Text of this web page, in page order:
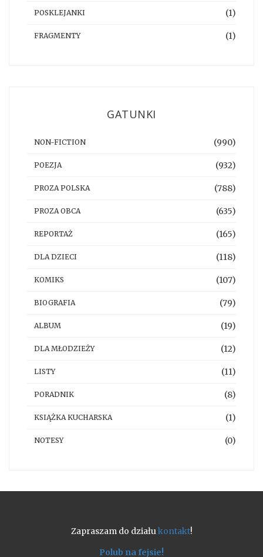
POSKLEJANKI (1)
FRAGMENTY (1)
GATUNKI
NON-FICTION (990)
POEZJA (932)
PROZA POLSKA (788)
PROZA OBCA (635)
REPORTAŻ (165)
DLA DZIECI (118)
KOMIKS (107)
BIOGRAFIA (79)
ALBUM (19)
DLA MŁODZIEŻY (12)
LISTY (11)
PORADNIK (8)
KSIĄŻKA KUCHARSKA (1)
NOTESY (0)
Zapraszam do działukontakt!
Polub na fejsie!